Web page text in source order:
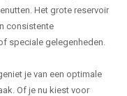
Het grote reservoir
consistente
speciale gelegenheden.
je van een optimale
Of je nu kiest voor